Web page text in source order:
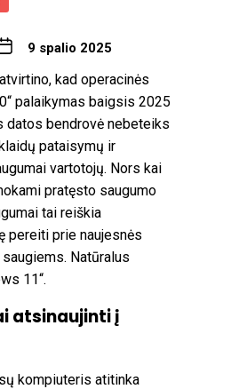
9 spalio 2025
kad operacinės
palaikymas baigsis 2025
datos bendrovė nebeteiks
pataisymų ir
vartotojų. Nors kai
pratęsto saugumo
tai reiškia
pereiti prie naujesnės
Natūralus
11“.
atsinaujinti į
kompiuteris atitinka